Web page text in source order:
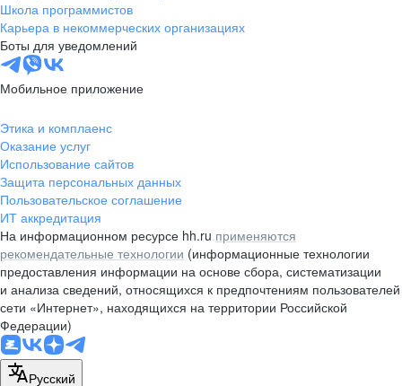
Школа программистов
Карьера в некоммерческих организациях
Боты для уведомлений
Мобильное приложение
Этика и комплаенс
Оказание услуг
Использование сайтов
Защита персональных данных
Пользовательское соглашение
ИТ аккредитация
На информационном ресурсе hh.ru применяются
рекомендательные технологии (информационные технологии
предоставления информации на основе сбора, систематизации
и анализа сведений, относящихся к предпочтениям пользователей
сети «Интернет», находящихся на территории Российской
Федерации)
Русский